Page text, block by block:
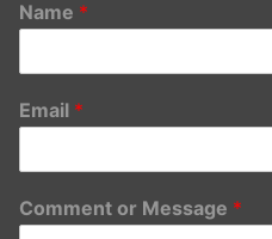
Name *
Email *
Comment or Message *